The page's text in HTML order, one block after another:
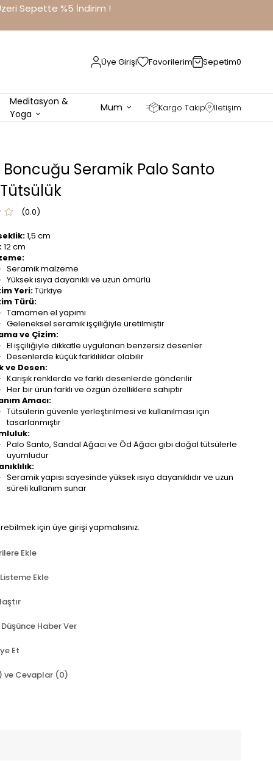
Üzeri Sepette %5 İndirim !
Üye Girişi Favorilerim Sepetim0
Meditasyon &
Yoga
Mum Kargo Takip İletişim
Boncuğu Seramik Palo Santo
0.0
1,5 cm
12 cm
Seramik malzeme
Yüksek ısıya dayanıklı ve uzun ömürlü
Yeri:Türkiye
Türü:
Tamamen el yapımı
Geleneksel seramik işçiliğiyle üretilmiştir
ve Çizim:
El işçiliğiyle dikkatle uygulanan benzersiz desenler
Desenlerde küçük farklılıklar olabilir
ve Desen:
Karışık renklerde ve farklı desenlerde gönderilir
Her bir ürün farklı ve özgün özelliklere sahiptir
Amacı:
Tütsülerin güvenle yerleştirilmesi ve kullanılması için
tasarlanmıştır
Palo Santo, Sandal Ağacı ve Öd Ağacı gibi doğal tütsülerle
uyumludur
Seramik yapısı sayesinde yüksek ısıya dayanıklıdır ve uzun
süreli kullanım sunar
için üye girişi yapmalısınız.
Ekle
Ekle
Haber Ver
Et
ve Cevaplar (0)